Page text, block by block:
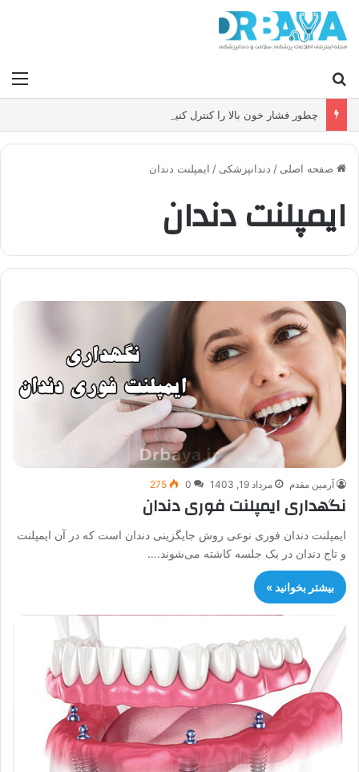
صفحه اصلی / دندانپزشکی / ایمپلنت دندان
ایمپلنت دندان
آرمین مقدم مرداد 19, 1403 0
275
نگهداری ایمپلنت فوری دندان
ایمپلنت دندان فوری نوعی روش جایگزینی دندان است که در آن ایمپلنت
و تاج دندان در یک جلسه کاشته می‌شوند.…
بیشتر بخوانید »